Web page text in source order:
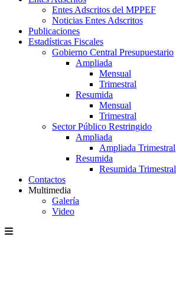
Entes Adscritos del MPPEF
Noticias Entes Adscritos
Publicaciones
Estadísticas Fiscales
Gobierno Central Presupuestario
Ampliada
Mensual
Trimestral
Resumida
Mensual
Trimestral
Sector Público Restringido
Ampliada
Ampliada Trimestral
Resumida
Resumida Trimestral
Contactos
Multimedia
Galería
Video